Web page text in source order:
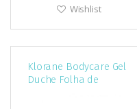
Wishlist
Klorane Bodycare Gel
Duche Folha de